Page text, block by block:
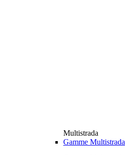
Multistrada
Gamme Multistrada